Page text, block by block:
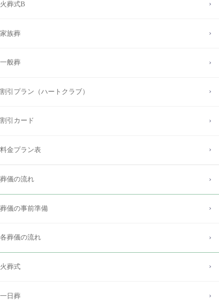
火葬式B
家族葬
一般葬
割引プラン（ハートクラブ）
割引カード
料金プラン表
葬儀の流れ
葬儀の事前準備
各葬儀の流れ
火葬式
一日葬